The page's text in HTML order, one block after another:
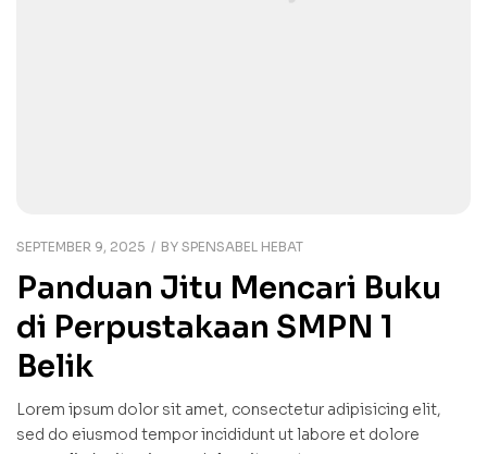
SEPTEMBER 9, 2025 BY SPENSABEL HEBAT
Panduan Jitu Mencari Buku
di Perpustakaan SMPN 1
Belik
Lorem ipsum dolor sit amet, consectetur adipisicing elit,
sed do eiusmod tempor incididunt ut labore et dolore